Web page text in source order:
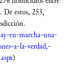
De estos, 253,
en-marcha-una-
a-la-verdad,-
)